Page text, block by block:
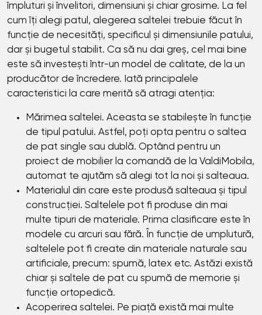
împluturi și învelitori, dimensiuni și chiar grosime. La fel
cum îți alegi patul, alegerea saltelei trebuie făcut în
funcție de necesități, specificul și dimensiunile patului,
dar și bugetul stabilit. Ca să nu dai greș, cel mai bine
este să investești într-un model de calitate, de la un
producător de încredere. Iată principalele
caracteristici la care merită să atragi atenția:
Mărimea saltelei. Aceasta se stabilește în funcție
de tipul patului. Astfel, poți opta pentru o saltea
de pat single sau dublă. Optând pentru un
proiect de mobilier la comandă de la ValdiMobila,
automat te ajutăm să alegi tot la noi și salteaua.
Materialul din care este produsă salteaua și tipul
construcției. Saltelele pot fi produse din mai
multe tipuri de materiale. Prima clasificare este în
modele cu arcuri sau fără. În funcție de umplutură,
saltelele pot fi create din materiale naturale sau
artificiale, precum: spumă, latex etc. Astăzi există
chiar și saltele de pat cu spumă de memorie și
funcție ortopedică.
Acoperirea saltelei. Pe piață există mai multe